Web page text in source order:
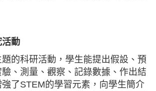
活動
的科研活動，學生能提出假設、預
、測量、觀察、記錄數據、作出結
了STEM的學習元素，向學生簡介